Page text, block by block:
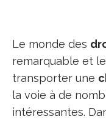
Le monde des
remarquable et
transporter une
la voie à de
intéressantes.